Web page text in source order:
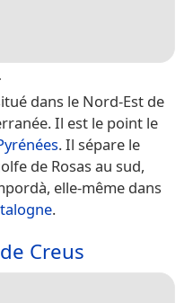
.
dans le Nord-Est de
Il est le point le
. Il sépare le
de Rosas au sud,
elle-même dans
.
Creus